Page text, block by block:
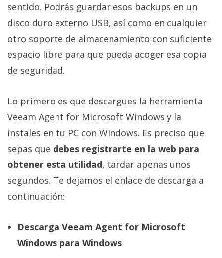
sentido. Podrás guardar esos backups en un
disco duro externo USB, así como en cualquier
otro soporte de almacenamiento con suficiente
espacio libre para que pueda acoger esa copia
de seguridad.
Lo primero es que descargues la herramienta
Veeam Agent for Microsoft Windows y la
instales en tu PC con Windows. Es preciso que
sepas que debes registrarte en la web para
obtener esta utilidad, tardar apenas unos
segundos. Te dejamos el enlace de descarga a
continuación:
Descarga Veeam Agent for Microsoft
Windows para Windows